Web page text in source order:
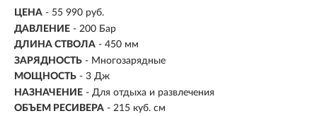
ЦЕНА - 55 990 руб.
ДАВЛЕНИЕ - 200 Бар
ДЛИНА СТВОЛА - 450 мм
ЗАРЯДНОСТЬ - Многозарядные
МОЩНОСТЬ - 3 Дж
НАЗНАЧЕНИЕ - Для отдыха и развлечения
ОБЪЕМ РЕСИВЕРА - 215 куб. см